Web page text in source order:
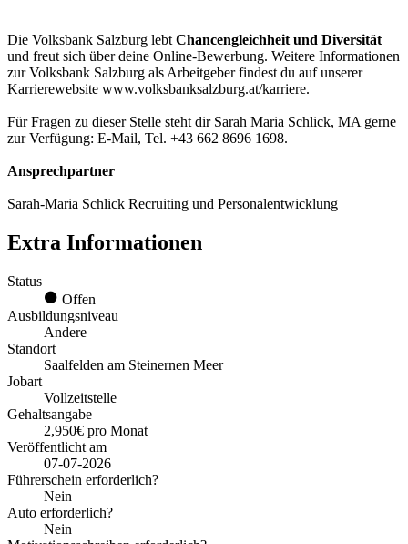
Die Volksbank Salzburg lebt Chancengleichheit und Diversität
und freut sich über deine Online-Bewerbung. Weitere Informationen
zur Volksbank Salzburg als Arbeitgeber findest du auf unserer
Karrierewebsite www.volksbanksalzburg.at/karriere.
Für Fragen zu dieser Stelle steht dir Sarah Maria Schlick, MA gerne
zur Verfügung: E-Mail, Tel. +43 662 8696 1698.
Ansprechpartner
Sarah-Maria Schlick Recruiting und Personalentwicklung
Extra Informationen
Status
Offen
Ausbildungsniveau
Andere
Standort
Saalfelden am Steinernen Meer
Jobart
Vollzeitstelle
Gehaltsangabe
2,950€ pro Monat
Veröffentlicht am
07-07-2026
Führerschein erforderlich?
Nein
Auto erforderlich?
Nein